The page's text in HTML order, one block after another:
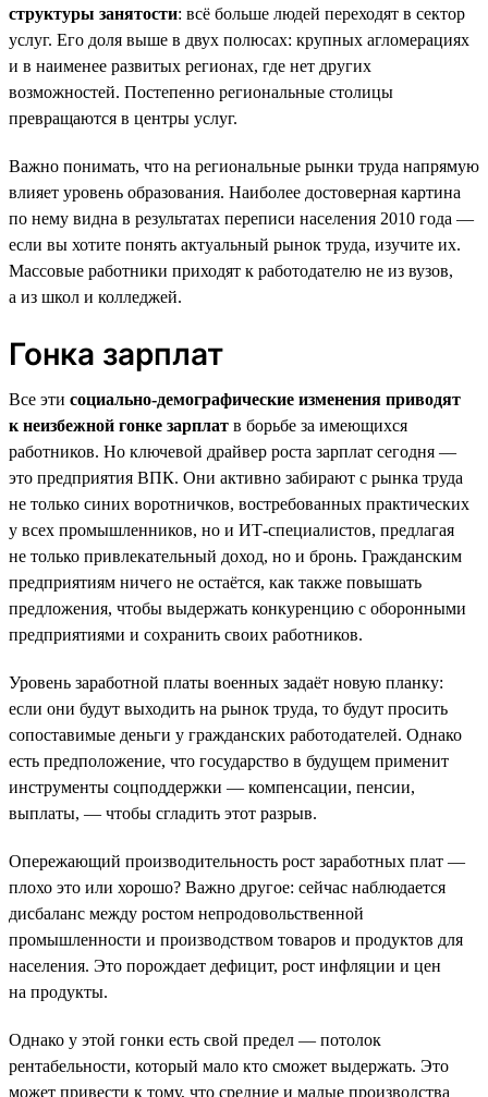
структуры занятости: всё больше людей переходят в сектор
услуг. Его доля выше в двух полюсах: крупных агломерациях
и в наименее развитых регионах, где нет других
возможностей. Постепенно региональные столицы
превращаются в центры услуг.
Важно понимать, что на региональные рынки труда напрямую
влияет уровень образования. Наиболее достоверная картина
по нему видна в результатах переписи населения 2010 года —
если вы хотите понять актуальный рынок труда, изучите их.
Массовые работники приходят к работодателю не из вузов,
а из школ и колледжей.
Гонка зарплат
Все эти социально-демографические изменения приводят
к неизбежной гонке зарплат в борьбе за имеющихся
работников. Но ключевой драйвер роста зарплат сегодня —
это предприятия ВПК. Они активно забирают с рынка труда
не только синих воротничков, востребованных практических
у всех промышленников, но и ИТ-специалистов, предлагая
не только привлекательный доход, но и бронь. Гражданским
предприятиям ничего не остаётся, как также повышать
предложения, чтобы выдержать конкуренцию с оборонными
предприятиями и сохранить своих работников.
Уровень заработной платы военных задаёт новую планку:
если они будут выходить на рынок труда, то будут просить
сопоставимые деньги у гражданских работодателей. Однако
есть предположение, что государство в будущем применит
инструменты соцподдержки — компенсации, пенсии,
выплаты, — чтобы сгладить этот разрыв.
Опережающий производительность рост заработных плат —
плохо это или хорошо? Важно другое: сейчас наблюдается
дисбаланс между ростом непродовольственной
промышленности и производством товаров и продуктов для
населения. Это порождает дефицит, рост инфляции и цен
на продукты.
Однако у этой гонки есть свой предел — потолок
рентабельности, который мало кто сможет выдержать. Это
может привести к тому, что средние и малые производства